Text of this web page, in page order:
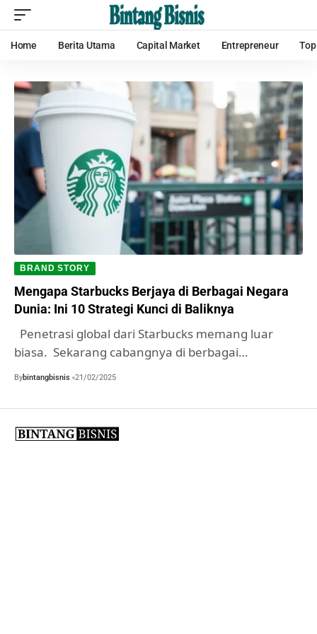
Home Berita Utama Capital Market Entrepreneur
BRAND STORY
Mengapa Starbucks Berjaya di Berbagai Negara
Dunia: Ini 10 Strategi Kunci di Baliknya
Penetrasi global dari Starbucks memang luar
biasa. Sekarang cabangnya di berbagai…
Bybintangbisnis 21/02/2025